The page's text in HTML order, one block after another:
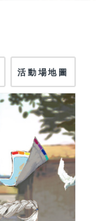
活動場地圖